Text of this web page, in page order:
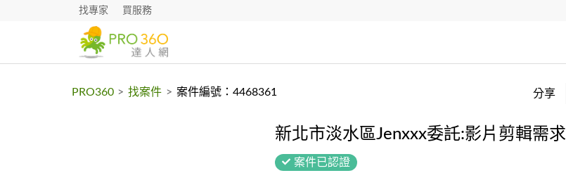
找專家 買服務
PRO360 > 找案件 > 案件編號：4468361 分享
新北市淡水區Jenxxx委託:影片剪輯需求
案件已認證